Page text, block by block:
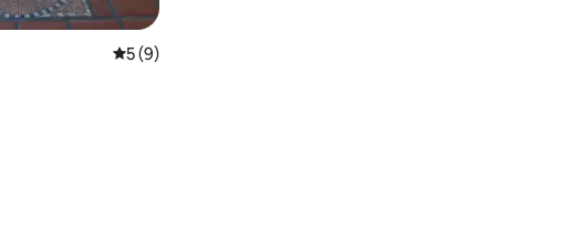
5 पैकी 5 सरासरी रेटिंग, 9 रिव्ह्यूज
5 (9)